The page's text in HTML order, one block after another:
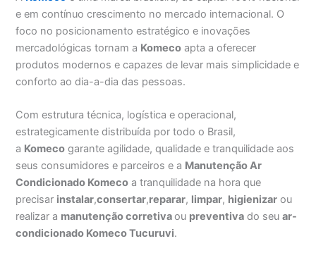
e em contínuo crescimento no mercado internacional. O
foco no posicionamento estratégico e inovações
mercadológicas tornam a Komeco apta a oferecer
produtos modernos e capazes de levar mais simplicidade e
conforto ao dia-a-dia das pessoas.
Com estrutura técnica, logística e operacional,
estrategicamente distribuída por todo o Brasil,
a Komeco garante agilidade, qualidade e tranquilidade aos
seus consumidores e parceiros e a Manutenção Ar
Condicionado Komeco a tranquilidade na hora que
precisar instalar,consertar,reparar, limpar, higienizar ou
realizar a manutenção corretivaou preventiva do seuar-
condicionado Komeco Tucuruvi.